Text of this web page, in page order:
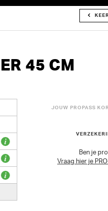
45 CM
JOUW PROPASS
Ben je
Vraag hier je